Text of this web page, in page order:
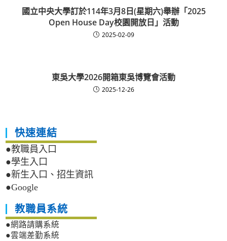
國立中央大學訂於114年3月8日(星期六)舉辦「2025
Open House Day校園開放日」活動
2025-02-09
東吳大學2026開箱東吳博覽會活動
2025-12-26
快速連結
●教職員入口
●學生入口
●新生入口、招生資訊
●Google
教職員系統
●網路請購系統
●雲端差勤系統